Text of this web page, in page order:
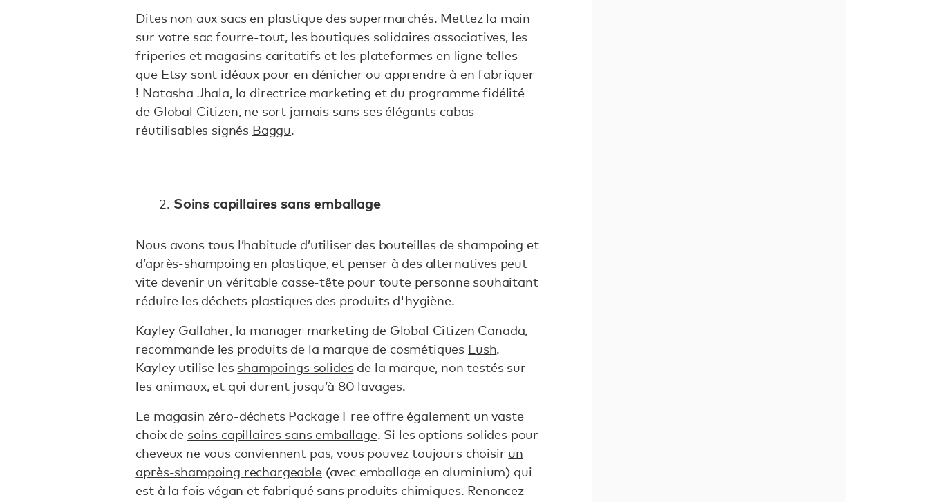
Dites non aux sacs en plastique des supermarchés. Mettez la main
sur votre sac fourre-tout, les boutiques solidaires associatives, les
friperies et magasins caritatifs et les plateformes en ligne telles
que Etsy sont idéaux pour en dénicher ou apprendre à en fabriquer
! Natasha Jhala, la directrice marketing et du programme fidélité
de Global Citizen, ne sort jamais sans ses élégants cabas
réutilisables signés Baggu.
Soins capillaires sans emballage
Nous avons tous l’habitude d’utiliser des bouteilles de shampoing et
d’après-shampoing en plastique, et penser à des alternatives peut
vite devenir un véritable casse-tête pour toute personne souhaitant
réduire les déchets plastiques des produits d'hygiène.
Kayley Gallaher, la manager marketing de Global Citizen Canada,
recommande les produits de la marque de cosmétiques Lush.
Kayley utilise les shampoings solidesde la marque, non testés sur
les animaux, et qui durent jusqu’à 80 lavages.
Le magasin zéro-déchets Package Free offre également un vaste
choix de soins capillaires sans emballage. Si les options solides pour
cheveux ne vous conviennent pas, vous pouvez toujours choisir un
après-shampoing rechargeable(avec emballage en aluminium) qui
est à la fois végan et fabriqué sans produits chimiques. Renoncez